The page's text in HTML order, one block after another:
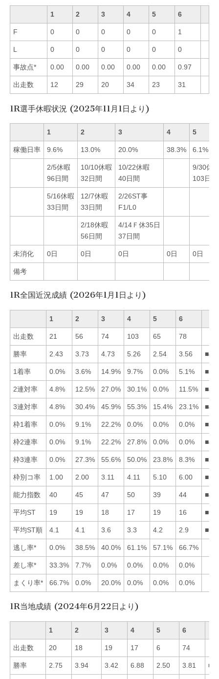
1 2 3 4 5 6
F 0 0 0 0 0 1
L 0 0 0 0 0 0
事故点* 0.00 0.00 0.00 0.00 0.00 0.97
出走数 12 29 20 34 23 31
1R選手休暇状況 (2025年11月1日より)
1 2 3 4 5
稼働日率 9.6% 13.0% 20.0% 38.3% 6.1%
2/5休暇
96日間
10/10休暇
32日間
10/22休暇
40日間
9/30休
103日間
5/16休暇
33日間
12/7休暇
33日間
2/26ST事
F1/L0
2/18休暇
56日間
4/14Ｆ休35日
37日間
未消化 0日 0日 0日 0日 0日
備考
1R全国近況成績 (2026年1月1日より)
1 2 3 4 5 6
出走数 21 56 74 103 65 78
勝率 2.43 3.73 4.73 5.26 2.54 3.56
1着率 0.0% 3.6% 14.9% 9.7% 0.0% 5.1%
2連対率 4.8% 12.5% 27.0% 30.1% 0.0% 11.5%
3連対率 4.8% 30.4% 45.9% 55.3% 15.4% 23.1%
枠1着率 0.0% 9.1% 22.2% 0.0% 0.0% 0.0%
枠2連率 0.0% 9.1% 22.2% 27.8% 0.0% 0.0%
枠3連率 0.0% 27.3% 55.6% 50.0% 23.8% 8.3%
枠別コ率 1.00 2.00 3.11 4.11 5.10 6.00
能力指数 40 45 47 50 39 44
平均ST 19 19 18 17 19 16
平均ST順 4.1 4.1 3.6 3.3 4.2 2.9
逃し率* 0.0% 38.5% 40.0% 61.1% 57.1% 66.7%
差し率* 33.3% 7.7% 0.0% 0.0% 0.0% 0.0%
まくり率* 66.7% 0.0% 20.0% 0.0% 0.0% 0.0%
1R当地成績 (2024年6月22日より)
1 2 3 4 5 6
出走数 20 18 19 17 6 74
勝率 2.75 3.94 3.42 6.88 2.50 3.81